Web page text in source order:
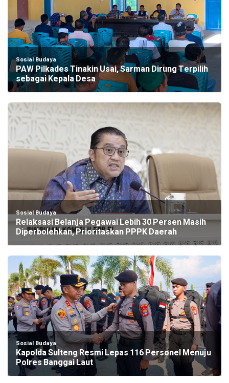
Sosial Budaya
PAW Pilkades Tinakin Usai, Sarman Dirung Terpilih
sebagai Kepala Desa
Sosial Budaya
Relaksasi Belanja Pegawai Lebih 30 Persen Masih
Diperbolehkan, Prioritaskan PPPK Daerah
Sosial Budaya
Kapolda Sulteng Resmi Lepas 116 Personel Menuju
Polres Banggai Laut